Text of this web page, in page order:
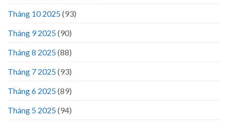
Tháng 10 2025(93)
Tháng 9 2025(90)
Tháng 8 2025(88)
Tháng 7 2025(93)
Tháng 6 2025(89)
Tháng 5 2025(94)